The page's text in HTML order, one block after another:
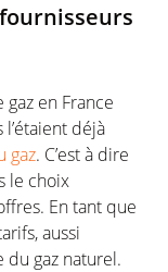
en France
déjà
gaz. C’est à dire
le choix
En tant que
aussi
gaz naturel.